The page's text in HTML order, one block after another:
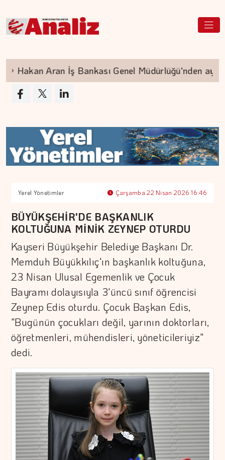
Hakan Aran İş Bankası Genel Müdürlüğü'nden
Yerel Yönetimler Çarşamba 22 Nisan 2026 16:46
BÜYÜKŞEHİR'DE BAŞKANLIK
KOLTUĞUNA MİNİK ZEYNEP OTURDU
Kayseri Büyükşehir Belediye Başkanı Dr.
Memduh Büyükkılıç'ın başkanlık koltuğuna,
23 Nisan Ulusal Egemenlik ve Çocuk
Bayramı dolayısıyla 3'üncü sınıf öğrencisi
Zeynep Edis oturdu. Çocuk Başkan Edis,
"Bugünün çocukları değil, yarının doktorları,
öğretmenleri, mühendisleri, yöneticileriyiz"
dedi.